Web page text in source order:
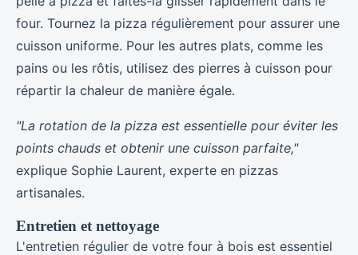
four. Tournez la pizza régulièrement pour assurer une
cuisson uniforme. Pour les autres plats, comme les
pains ou les rôtis, utilisez des pierres à cuisson pour
répartir la chaleur de manière égale.
"La rotation de la pizza est essentielle pour éviter les
points chauds et obtenir une cuisson parfaite,"
explique Sophie Laurent, experte en pizzas
artisanales.
Entretien et nettoyage
L'entretien régulier de votre four à bois est essentiel